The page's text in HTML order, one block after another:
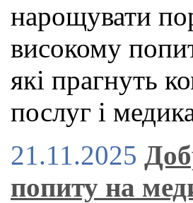
нарощувати
високому
які прагнуть
послуг і
21.11.2025
попиту на